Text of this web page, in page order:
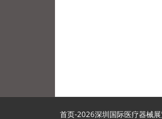
首页-2026深圳国际医疗器械